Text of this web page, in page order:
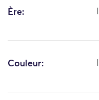
Ère:
Couleur: